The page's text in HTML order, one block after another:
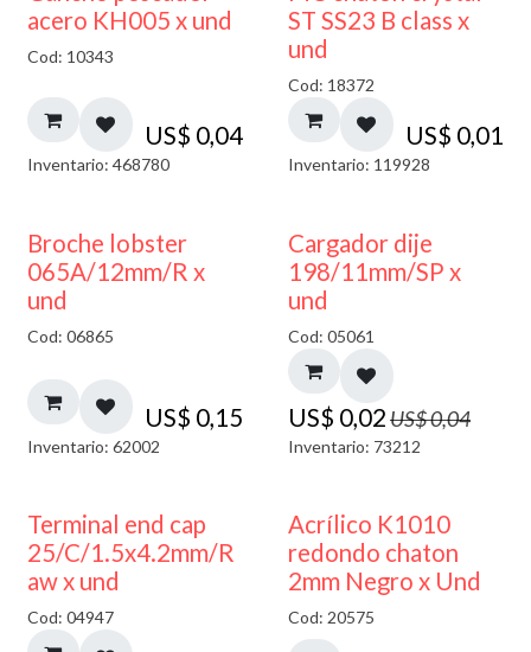
acero KH005 x und
Cod: 10343
US$ 0,04
Inventario: 468780
ST SS23 B class x
und
Cod: 18372
US$ 0,01
Inventario: 119928
Broche lobster
065A/12mm/R x
und
Cod: 06865
US$ 0,15
Inventario: 62002
50% DESCUENTO
Cargador dije
198/11mm/SP x
und
Cod: 05061
US$ 0,02US$0,04
Inventario: 73212
Terminal end cap
25/C/1.5x4.2mm/R
aw x und
Cod: 04947 50% DESCUENTO
Acrílico K1010
redondo chaton
2mm Negro x Und
Cod: 20575